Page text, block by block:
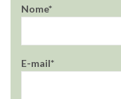
Nome*
E-mail*